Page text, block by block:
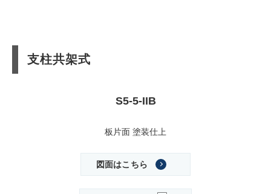
支柱共架式
S5-5-IIB
板片面 塗装仕上
図面はこちら